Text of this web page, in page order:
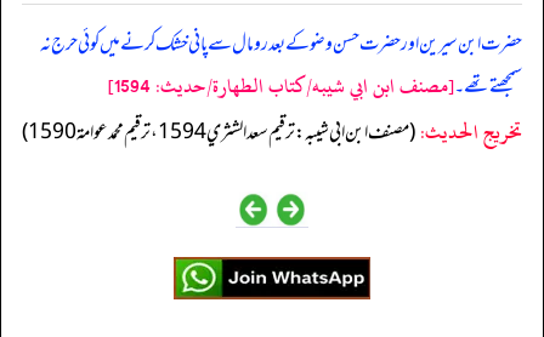
حضرت ابن سیرین اور حضرت حسن وضو کے بعد رومال سے پانی خشک کرنے میں کوئی حرج نہ
سمجھتے تھے۔[مصنف ابن ابي شيبه/كتاب الطهارة/حدیث: 1594]
تخریج الحدیث:(مصنف ابن ابي شيبه: ترقيم سعد الشثري 1594، ترقيم محمد عوامة 1590)